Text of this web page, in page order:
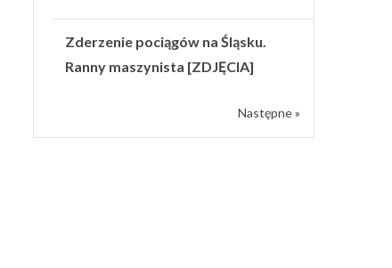
Zderzenie pociągów na Śląsku.
Ranny maszynista [ZDJĘCIA]
Następne »